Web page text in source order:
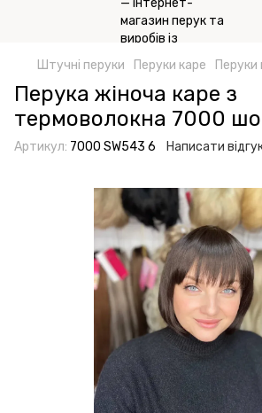
Штучні перуки Перуки каре Перуки
Перука жіноча каре з
термоволокна 7000
Артикул: 7000 SW543 6 Написати